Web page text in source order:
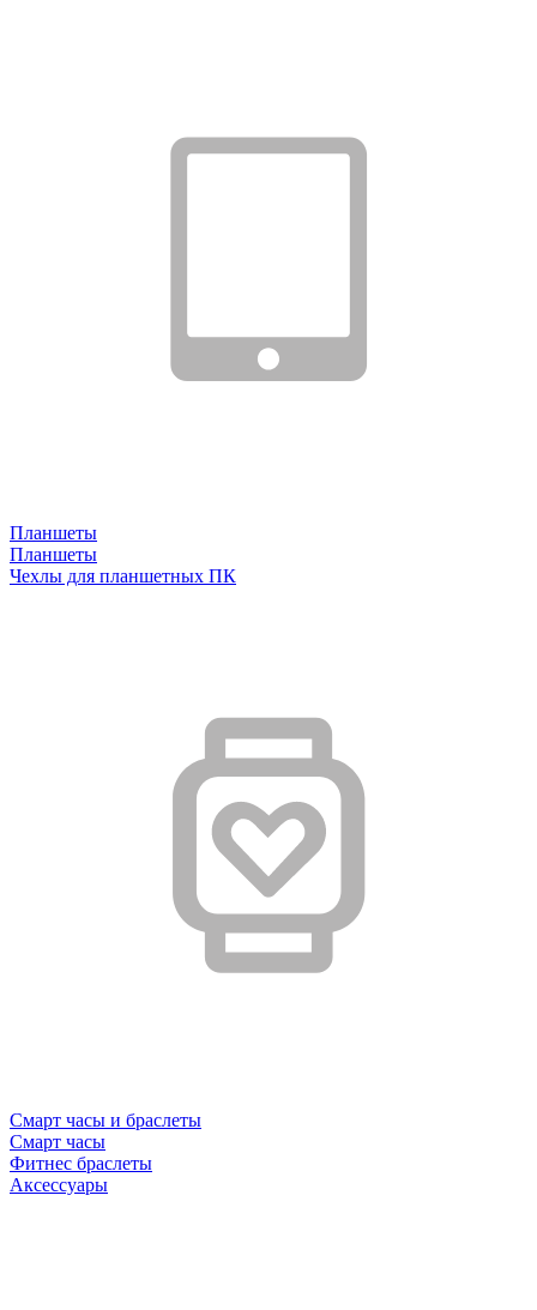
Планшеты
Планшеты
Чехлы для планшетных ПК
Смарт часы и браслеты
Смарт часы
Фитнес браслеты
Аксессуары